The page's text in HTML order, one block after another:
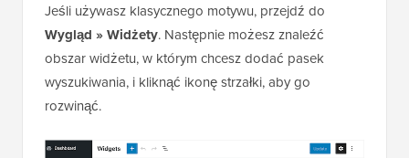
Jeśli używasz klasycznego motywu, przejdź do
Wygląd » Widżety. Następnie możesz znaleźć
obszar widżetu, w którym chcesz dodać pasek
wyszukiwania, i kliknąć ikonę strzałki, aby go
rozwinąć.